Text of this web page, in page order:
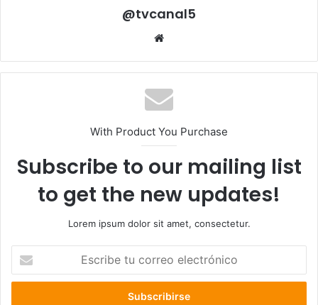
@tvcanal5
With Product You Purchase
Subscribe to our mailing list
to get the new updates!
Lorem ipsum dolor sit amet, consectetur.
correo